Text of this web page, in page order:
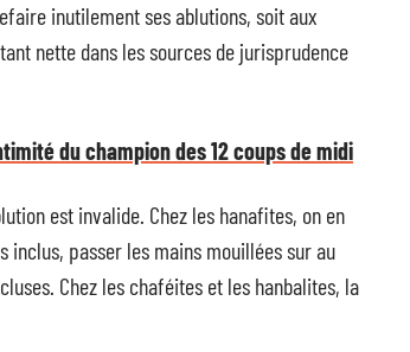
inutilement ses ablutions, soit aux
nette dans les sources de jurisprudence
du champion des 12 coups de midi
est invalide. Chez les hanafites, on en
inclus, passer les mains mouillées sur au
Chez les chaféites et les hanbalites, la